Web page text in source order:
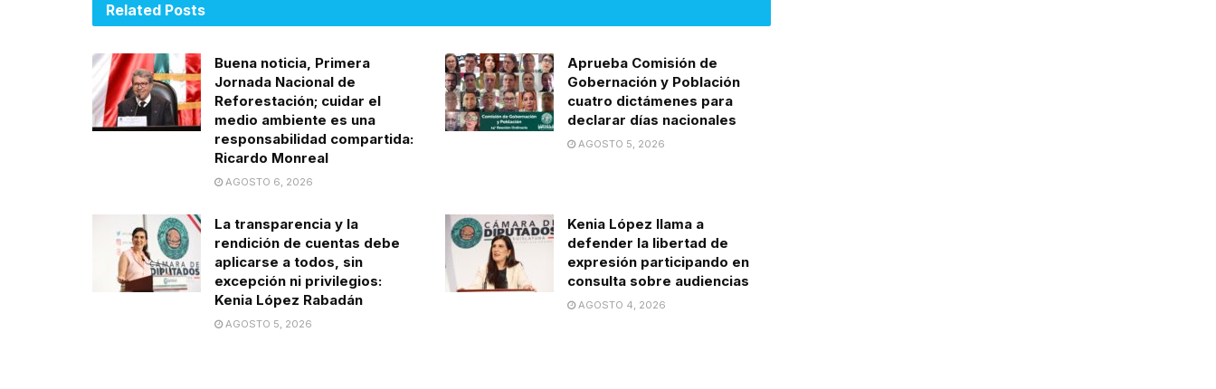
Related Posts
Buena noticia, Primera
Jornada Nacional de
Reforestación; cuidar el
medio ambiente es una
responsabilidad compartida:
Ricardo Monreal
AGOSTO 6, 2026
Aprueba Comisión de
Gobernación y Población
cuatro dictámenes para
declarar días nacionales
AGOSTO 5, 2026
La transparencia y la
rendición de cuentas debe
aplicarse a todos, sin
excepción ni privilegios:
Kenia López Rabadán
AGOSTO 5, 2026
Kenia López llama a
defender la libertad de
expresión participando en
consulta sobre audiencias
AGOSTO 4, 2026